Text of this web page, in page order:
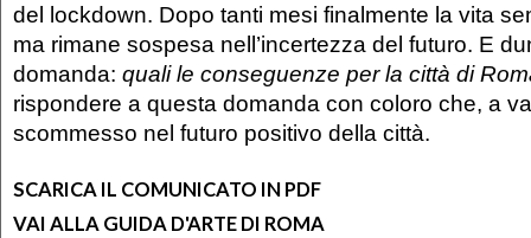
del lockdown. Dopo tanti mesi finalmente la vita
ma rimane sospesa nell’incertezza del futuro. E
domanda: quali le conseguenze per la città di
rispondere a questa domanda con coloro che, a
scommesso nel futuro positivo della città.
SCARICA IL COMUNICATO IN PDF
VAI ALLA GUIDA D'ARTE DI ROMA